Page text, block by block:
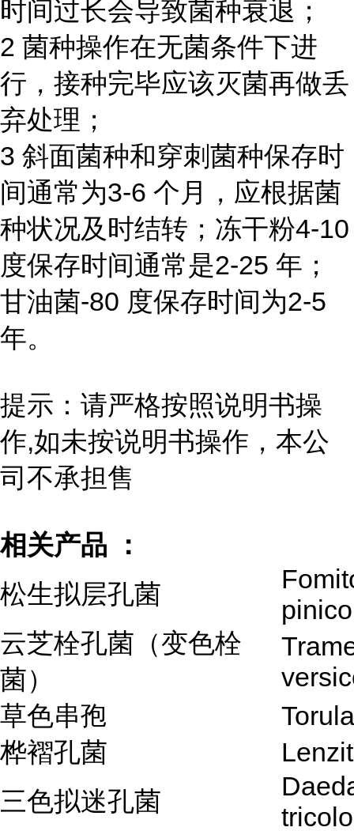
时间过长会导致菌种衰退；
2 菌种操作在无菌条件下进
行，接种完毕应该灭菌再做丢
弃处理；
3 斜面菌种和穿刺菌种保存时
间通常为3-6 个月，应根据菌
种状况及时结转；冻干粉4-10
度保存时间通常是2-25 年；
甘油菌-80 度保存时间为2-5
年。
提示：请严格按照说明书操
作,如未按说明书操作，本公
司不承担售
相关产品 ：
松生拟层孔菌
云芝栓孔菌（变色栓
菌）
草色串孢
桦褶孔菌
三色拟迷孔菌